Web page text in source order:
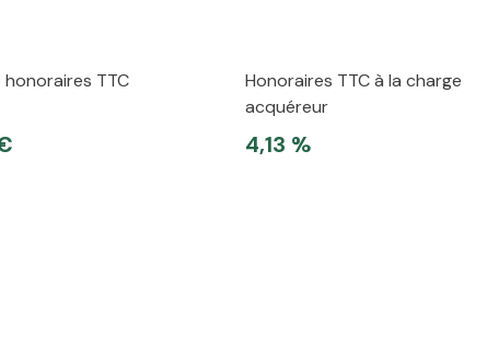
TTC
Honoraires TTC à la charge
acquéreur
4,13 %